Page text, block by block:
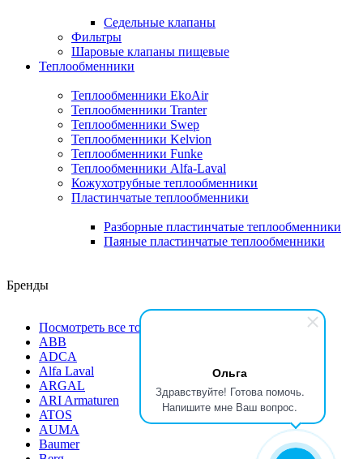
Ольга
Здравствуйте! Готова помочь.
Напишите мне Ваш вопрос.
Седельные клапаны
Фильтры
Шаровые клапаны пищевые
Теплообменники
Теплообменники EkoAir
Теплообменники Tranter
Теплообменники Swep
Теплообменники Kelvion
Теплообменники Funke
Теплообменники Alfa-Laval
Кожухотрубные теплообменники
Пластинчатые теплообменники
Разборные пластинчатые теплообменники
Паяные пластинчатые теплообменники
Бренды
Посмотреть все товары
ABB
ADCA
Alfa Laval
ARGAL
ARI Armaturen
ATOS
AUMA
Baumer